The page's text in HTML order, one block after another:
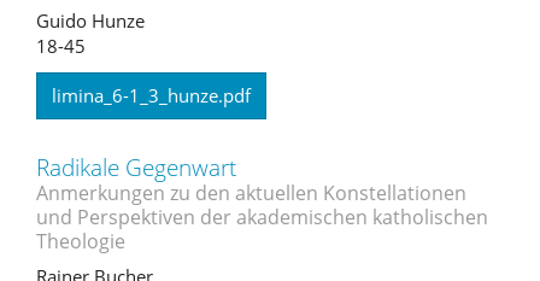
Guido Hunze
18-45
limina_6-1_3_hunze.pdf
Radikale Gegenwart
Anmerkungen zu den aktuellen Konstellationen
und Perspektiven der akademischen katholischen
Theologie
Rainer Bucher